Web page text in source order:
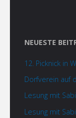
NEUESTE
12. Picknick in
Dorfverein auf
Lesung mit
Lesung mit